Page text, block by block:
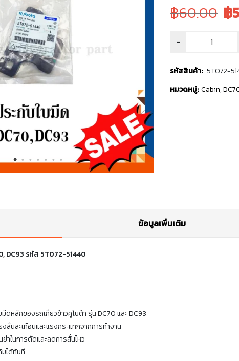
Original
price
was:
฿60.00 ฿
รหัสสินค้า: 5T072-
หมวดหมู่: Cabin,
ข้อมูลเพิ่มเติม
DC93 รหัส 5T072-51440
หลักของรถเกี่ยวข้าวคูโบต้า รุ่น DC70 และ DC93
นสะเทือนและแรงกระแทกจากการทำงาน
ำในการตัดและลดการสั่นไหว
ได้ทันที